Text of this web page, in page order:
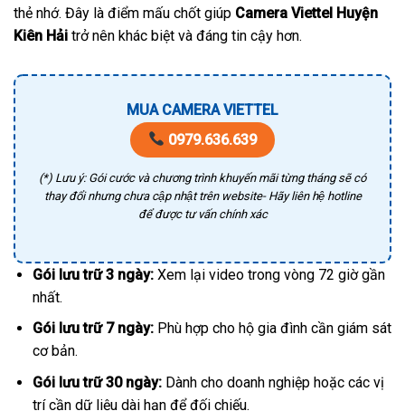
thẻ nhớ. Đây là điểm mấu chốt giúp Camera Viettel Huyện
Kiên Hải trở nên khác biệt và đáng tin cậy hơn.
MUA CAMERA VIETTEL
0979.636.639
(*) Lưu ý: Gói cước và chương trình khuyến mãi từng tháng sẽ có
thay đổi nhưng chưa cập nhật trên website- Hãy liên hệ hotline
để được tư vấn chính xác
Gói lưu trữ 3 ngày:Xem lại video trong vòng 72 giờ gần
nhất.
Gói lưu trữ 7 ngày:Phù hợp cho hộ gia đình cần giám sát
cơ bản.
Gói lưu trữ 30 ngày:Dành cho doanh nghiệp hoặc các vị
trí cần dữ liệu dài hạn để đối chiếu.